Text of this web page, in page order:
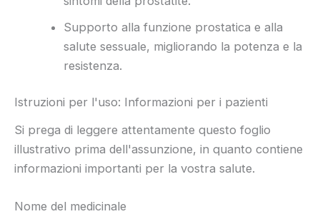
Supporto alla funzione prostatica e alla
salute sessuale, migliorando la potenza e la
resistenza.
Istruzioni per l'uso: Informazioni per i pazienti
Si prega di leggere attentamente questo foglio
illustrativo prima dell'assunzione, in quanto contiene
informazioni importanti per la vostra salute.
Nome del medicinale